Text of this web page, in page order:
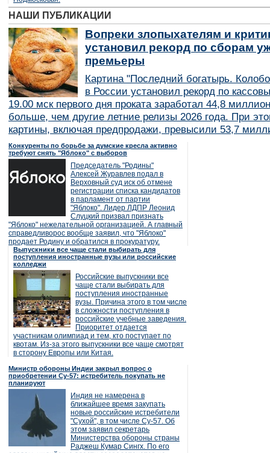
НАШИ ПУБЛИКАЦИИ
Вопреки злопыхателям и
установил рекорд по сборам
премьеры
Картина "Последний богатырь.
в России установил рекорд по
19.00 мск первого дня проката заработал 44,8
больше, чем другие летние релизы 2026 года. При
картины, включая предпродажи, превысили 53,7
Конкуренты по борьбе за думские кресла активно
требуют снять "Яблоко" с выборов
Председатель "Родины"
Алексей Журавлев подал в
Верховный суд иск об отмене
регистрации списка кандидатов
в парламент от партии
"Яблоко". Лидер ЛДПР Леонид
Слуцкий призвал признать
"Яблоко" нежелательной организацией. А главный
справедливорос вообще заявил, что "Яблоко"
продает Родину и обратился в прокуратуру.
Выпускники все чаще стали выбирать для
поступления иностранные вузы или российские
колледжи
Российские выпускники все
чаще стали выбирать для
поступления иностранные
вузы. Причина этого в том числе
в сложности поступления в
российские учебные заведения.
Приоритет отдается
участникам олимпиад и тем, кто поступает по
квотам. Из-за этого выпускники все чаще смотрят
в сторону Европы или Китая.
Министр обороны Индии закрыл вопрос о
приобретении Су-57: истребитель покупать не
планируют
Индия не намерена в
ближайшее время закупать
новые российские истребители
"Сухой", в том числе Су-57. Об
этом заявил секретарь
Министерства обороны страны
Раджеш Кумар Сингх. По его